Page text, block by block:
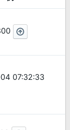
07:32:33